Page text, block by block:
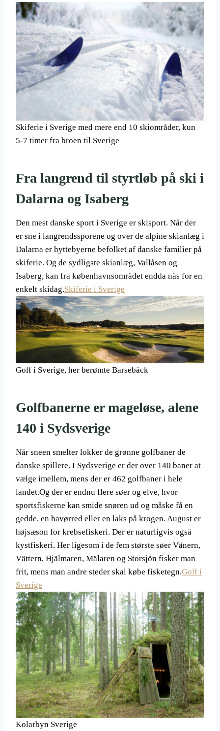
Skiferie i Sverige med mere end 10 skiområder, kun
5-7 timer fra broen til Sverige
Fra langrend til styrtløb på ski i
Dalarna og Isaberg
Den mest danske sport i Sverige er skisport. Når der
er sne i langrendssporene og over de alpine skianlæg i
Dalarna er hyttebyerne befolket af danske familier på
skiferie. Og de sydligste skianlæg, Vallåsen og
Isaberg, kan fra københavnsområdet endda nås for en
enkelt skidag.Skiferie i Sverige
Golf i Sverige, her berømte Barsebäck
Golfbanerne er mageløse, alene
140 i Sydsverige
Når sneen smelter lokker de grønne golfbaner de
danske spillere. I Sydsverige er der over 140 baner at
vælge imellem, mens der er 462 golfbaner i hele
landet.Og der er endnu flere søer og elve, hvor
sportsfiskerne kan smide snøren ud og måske få en
gedde, en havørred eller en laks på krogen. August er
højsæson for krebsefiskeri. Der er naturligvis også
kystfiskeri. Her ligesom i de fem største søer Vänern,
Vättern, Hjälmaren, Mälaren og Storsjön fisker man
frit, mens man andre steder skal købe fisketegn.Golf i
Sverige
Kolarbyn Sverige